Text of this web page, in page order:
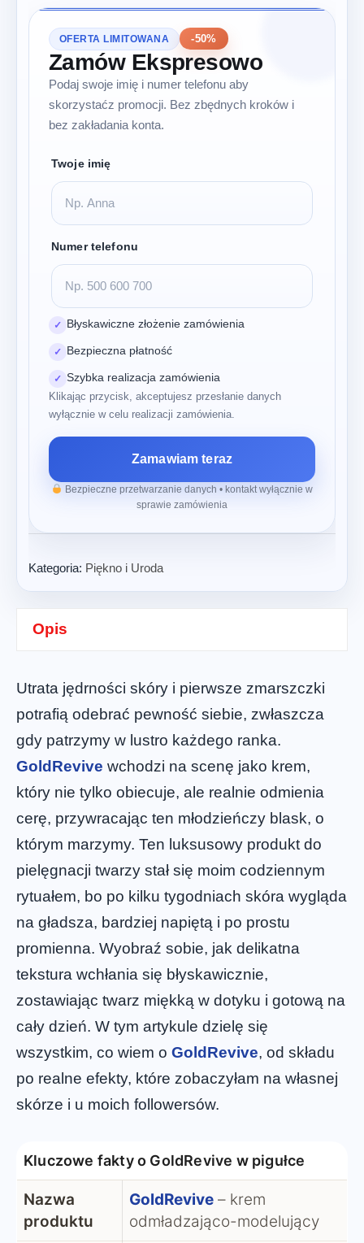
OFERTA LIMITOWANA -50%
Zamów Ekspresowo
Podaj swoje imię i numer telefonu aby
skorzystaćz promocji. Bez zbędnych kroków i
bez zakładania konta.
Twoje imię
Numer telefonu
✓ Błyskawiczne złożenie zamówienia
✓ Bezpieczna płatność
✓ Szybka realizacja zamówienia
Klikając przycisk, akceptujesz przesłanie danych
wyłącznie w celu realizacji zamówienia.
Zamawiam teraz
Bezpieczne przetwarzanie danych • kontakt wyłącznie w
sprawie zamówienia
Kategoria: Piękno i Uroda
Opis
Utrata jędrności skóry i pierwsze zmarszczki
potrafią odebrać pewność siebie, zwłaszcza
gdy patrzymy w lustro każdego ranka.
GoldRevive wchodzi na scenę jako krem,
który nie tylko obiecuje, ale realnie odmienia
cerę, przywracając ten młodzieńczy blask, o
którym marzymy. Ten luksusowy produkt do
pielęgnacji twarzy stał się moim codziennym
rytuałem, bo po kilku tygodniach skóra wygląda
na gładsza, bardziej napiętą i po prostu
promienna. Wyobraź sobie, jak delikatna
tekstura wchłania się błyskawicznie,
zostawiając twarz miękką w dotyku i gotową na
cały dzień. W tym artykule dzielę się
wszystkim, co wiem o GoldRevive, od składu
po realne efekty, które zobaczyłam na własnej
skórze i u moich followersów.
Kluczowe fakty o GoldRevive w pigułce
Nazwa
produktu
GoldRevive – krem
odmładzająco-modelujący